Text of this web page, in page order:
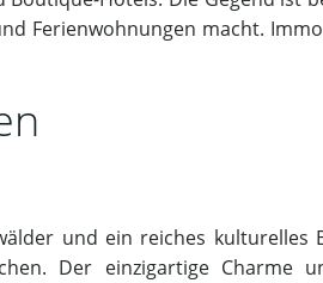
Ferienwohnungen macht.
und ein reiches kulturelles
Der einzigartige Charme